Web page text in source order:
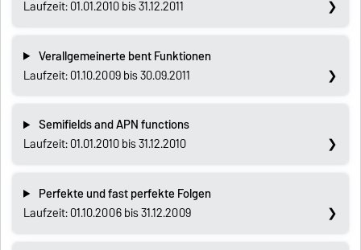
Laufzeit: 01.01.2010 bis 31.12.2011
Verallgemeinerte bent Funktionen
Laufzeit: 01.10.2009 bis 30.09.2011
Semifields and APN functions
Laufzeit: 01.01.2010 bis 31.12.2010
Perfekte und fast perfekte Folgen
Laufzeit: 01.10.2006 bis 31.12.2009